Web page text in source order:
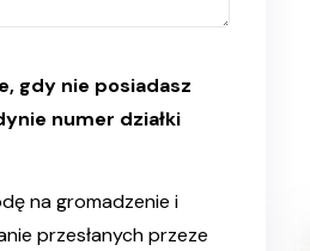
gdy nie posiadasz
numer działki
na gromadzenie i
przesłanych przeze